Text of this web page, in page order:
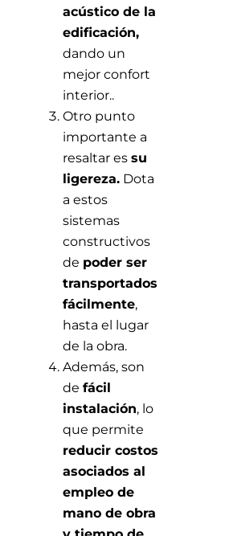
acústico de la
edificación,
dando un
mejor confort
interior..
Otro punto
importante a
resaltar es su
ligereza.Dota
a estos
sistemas
constructivos
de poder ser
transportados
fácilmente,
hasta el lugar
de la obra.
Además, son
de fácil
instalación, lo
que permite
reducir costos
asociados al
empleo de
mano de obra